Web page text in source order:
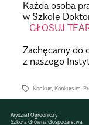
Każda osoba
w Szkole
GŁOSUJ
Zachę­camy do
z naszego
Konkurs Konkurs im.
Wydział Ogrodniczy
Szkoła Główna Gospodarstwa